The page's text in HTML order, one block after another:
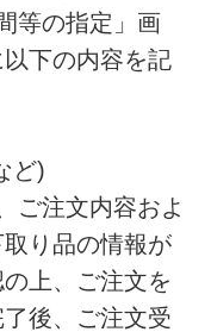
等の指定」画
下の内容を記
ど)
ご注文内容およ
り品の情報が
上、ご注文を
後、ご注文受